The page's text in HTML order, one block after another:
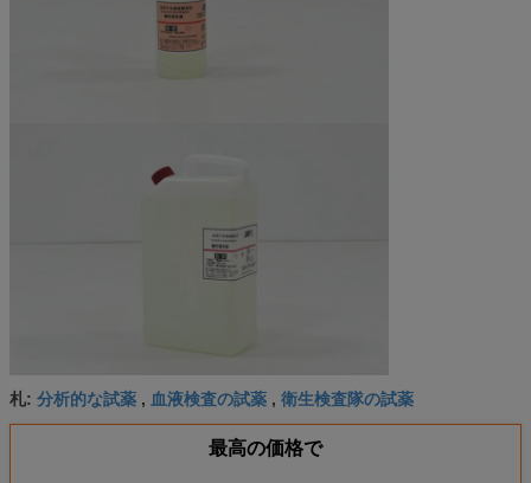
札: 分析的な試薬 , 血液検査の試薬 , 衛生検査隊の試薬
最高の価格で